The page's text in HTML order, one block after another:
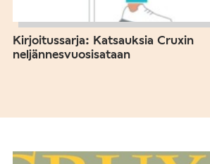
Kirjoitussarja: Katsauksia Cruxin
neljännesvuosisataan